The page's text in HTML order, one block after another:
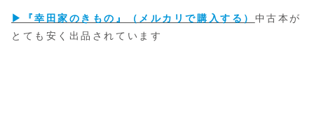
▶『幸田家のきもの』（メルカリで購入する） 中古本が
とても安く出品されています